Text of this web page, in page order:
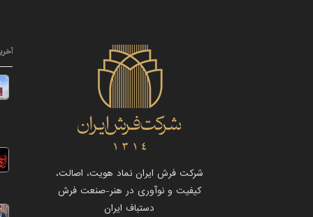
شرکت فرش ایران نماد هویت، اصالت،
کیفیت و نوآوری در هنر-صنعت فرش
دستباف ایران